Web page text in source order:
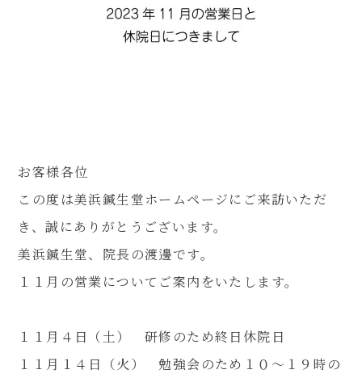
WEB予約
LINE問い合わせ
お客様各位
この度は美浜鍼生堂ホームページにご来訪いただ
き、誠にありがとうございます。
美浜鍼生堂、院長の渡邊です。
１１月の営業についてご案内をいたします。
１１月４日（土） 研修のため終日休院日
１１月１４日（火） 勉強会のため１０〜１９時の